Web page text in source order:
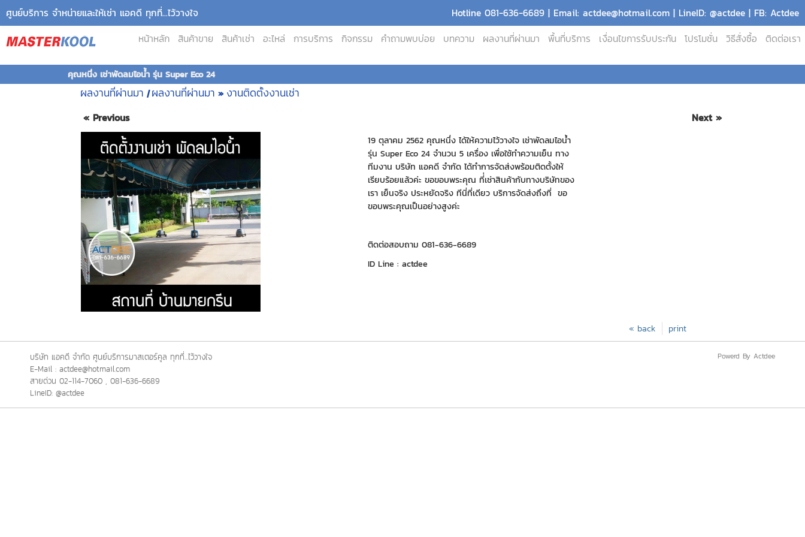
ศูนย์บริการ จำหน่ายและให้เช่า แอคดี ทุกที่...ไว้วางใจ
Hotline 081-636-6689 | Email: actdee@hotmail.com | LineID: @actdee | FB: Actdee
หน้าหลัก
สินค้าขาย สินค้าเช่า อะไหล่ การบริการ กิจกรรม คำถามพบบ่อย บทความ ผลงานที่ผ่านมา พื้นที่บริการ เงื่อนไขการรับประกัน โปรโมชั่น วิธีสั่งซื้อ ติดต่อเรา
คุณหนึ่ง เช่าพัดลมไอน้ำ รุ่น Super Eco 24
ผลงานที่ผ่านมา | ผลงานที่ผ่านมา » งานติดตั้งงานเช่า
« Previous Next »
19 ตุลาคม 2562 คุณหนึ่ง ได้ให้ความไว้วางใจ เช่าพัดลมไอน้ำ
รุ่น Super Eco 24 จำนวน 5 เครื่อง เพื่อใช้ทำความเย็น ทาง
ทีมงาน บริษัท แอคดี จำกัด ได้ทำการจัดส่งพร้อมติดตั้งให้
เรียบร้อยแล้วค่ะ ขอขอบพระคุณ ที่่เช่าสินค้ากับทางบริษัทของ
เรา เย็นจริง ประหยัดจริง ทีนี่ที่เดียว บริการจัดส่งถึงที่ ขอ
ขอบพระคุณเป็นอย่างสูงค่ะ
ติดต่อสอบถาม 081-636-6689
ID Line : actdee
print
« back
บริษัท แอคดี จำกัด ศูนย์บริการมาสเตอร์คูล ทุกที่...ไว้วางใจ
E-Mail : actdee@hotmail.com
สายด่วน 02-114-7060 , 081-636-6689
LineID: @actdee
Powerd By Actdee